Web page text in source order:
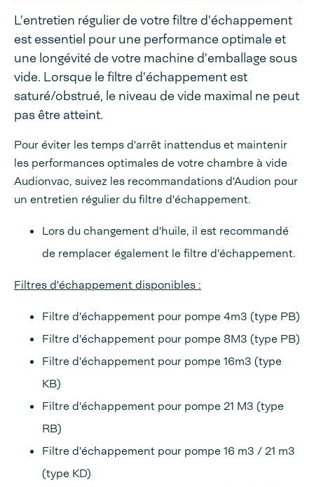
L'entretien régulier de votre filtre d'échappement
est essentiel pour une performance optimale et
une longévité de votre machine d'emballage sous
vide. Lorsque le filtre d'échappement est
saturé/obstrué, le niveau de vide maximal ne peut
pas être atteint.
Pour éviter les temps d'arrêt inattendus et maintenir
les performances optimales de votre chambre à vide
Audionvac, suivez les recommandations d'Audion pour
un entretien régulier du filtre d'échappement.
Lors du changement d'huile, il est recommandé
de remplacer également le filtre d'échappement.
Filtres d'échappement disponibles :
Filtre d'échappement pour pompe 4m3 (type PB)
Filtre d'échappement pour pompe 8M3 (type PB)
Filtre d'échappement pour pompe 16m3 (type
KB)
Filtre d'échappement pour pompe 21 M3 (type
RB)
Filtre d'échappement pour pompe 16 m3 / 21 m3
(type KD)